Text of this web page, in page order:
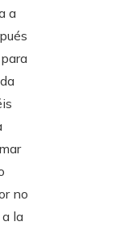
a
no
la